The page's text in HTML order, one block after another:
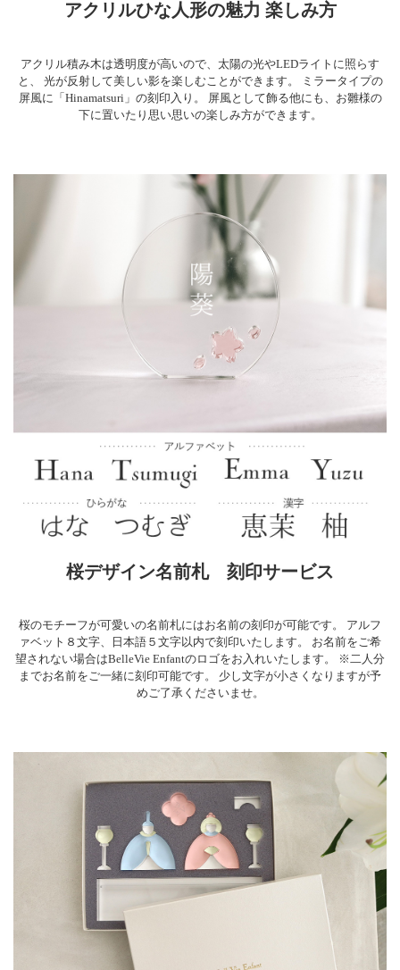
アクリルひな人形の魅力 楽しみ方
アクリル積み木は透明度が高いので、太陽の光やLEDライトに照らす
と、 光が反射して美しい影を楽しむことができます。 ミラータイプの
屏風に「Hinamatsuri」の刻印入り。 屏風として飾る他にも、お雛様の
下に置いたり思い思いの楽しみ方ができます。
桜デザイン名前札 刻印サービス
桜のモチーフが可愛いの名前札にはお名前の刻印が可能です。 アルフ
ァベット８文字、日本語５文字以内で刻印いたします。 お名前をご希
望されない場合はBelleVie Enfantのロゴをお入れいたします。 ※二人分
までお名前をご一緒に刻印可能です。 少し文字が小さくなりますが予
めご了承くださいませ。